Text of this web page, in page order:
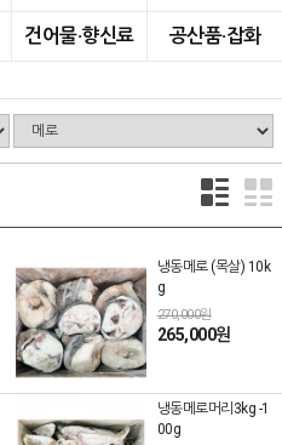
건어물·향신료 공산품·잡화
냉동메로 (목살) 10k
g
270,000원
265,000원
냉동메로머리3kg -1
00g